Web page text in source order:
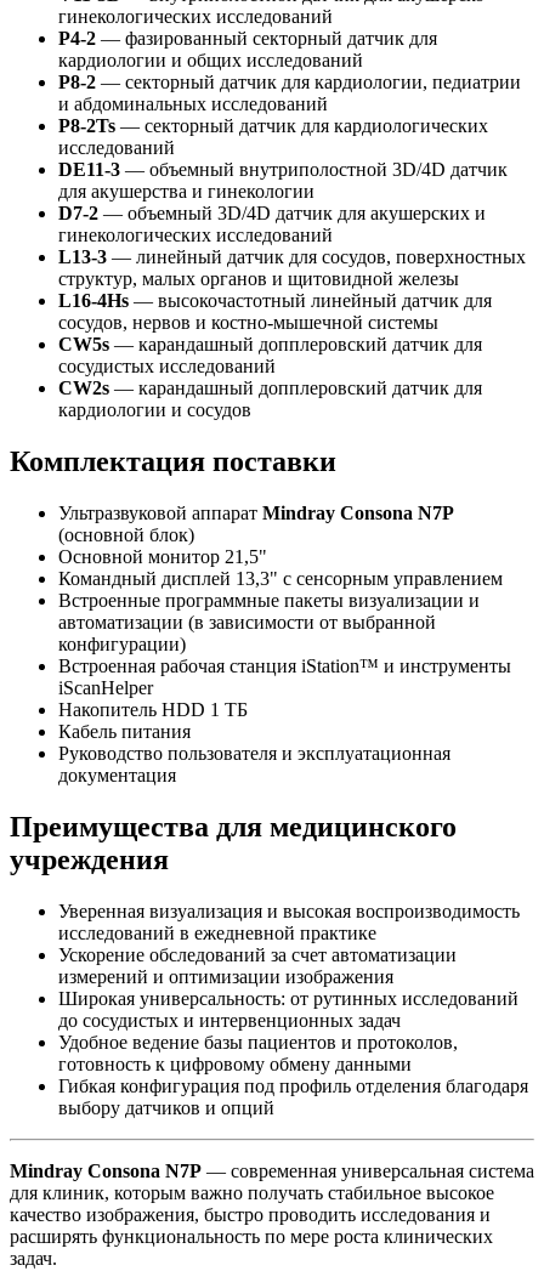
гинекологических исследований
P4-2 — фазированный секторный датчик для
кардиологии и общих исследований
P8-2 — секторный датчик для кардиологии, педиатрии
и абдоминальных исследований
P8-2Ts — секторный датчик для кардиологических
исследований
DE11-3 — объемный внутриполостной 3D/4D датчик
для акушерства и гинекологии
D7-2 — объемный 3D/4D датчик для акушерских и
гинекологических исследований
L13-3 — линейный датчик для сосудов, поверхностных
структур, малых органов и щитовидной железы
L16-4Hs — высокочастотный линейный датчик для
сосудов, нервов и костно-мышечной системы
CW5s — карандашный допплеровский датчик для
сосудистых исследований
CW2s — карандашный допплеровский датчик для
кардиологии и сосудов
Комплектация поставки
Ультразвуковой аппарат Mindray Consona N7P
(основной блок)
Основной монитор 21,5"
Командный дисплей 13,3" с сенсорным управлением
Встроенные программные пакеты визуализации и
автоматизации (в зависимости от выбранной
конфигурации)
Встроенная рабочая станция iStation™ и инструменты
iScanHelper
Накопитель HDD 1 ТБ
Кабель питания
Руководство пользователя и эксплуатационная
документация
Преимущества для медицинского
учреждения
Уверенная визуализация и высокая воспроизводимость
исследований в ежедневной практике
Ускорение обследований за счет автоматизации
измерений и оптимизации изображения
Широкая универсальность: от рутинных исследований
до сосудистых и интервенционных задач
Удобное ведение базы пациентов и протоколов,
готовность к цифровому обмену данными
Гибкая конфигурация под профиль отделения благодаря
выбору датчиков и опций
Mindray Consona N7P — современная универсальная система
для клиник, которым важно получать стабильное высокое
качество изображения, быстро проводить исследования и
расширять функциональность по мере роста клинических
задач.